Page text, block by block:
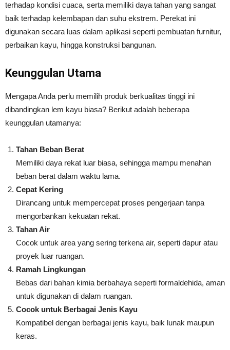
terhadap kondisi cuaca, serta memiliki daya tahan yang sangat
baik terhadap kelembapan dan suhu ekstrem. Perekat ini
digunakan secara luas dalam aplikasi seperti pembuatan furnitur,
perbaikan kayu, hingga konstruksi bangunan.
Keunggulan Utama
Mengapa Anda perlu memilih produk berkualitas tinggi ini
dibandingkan lem kayu biasa? Berikut adalah beberapa
keunggulan utamanya:
Tahan Beban Berat
Memiliki daya rekat luar biasa, sehingga mampu menahan
beban berat dalam waktu lama.
Cepat Kering
Dirancang untuk mempercepat proses pengerjaan tanpa
mengorbankan kekuatan rekat.
Tahan Air
Cocok untuk area yang sering terkena air, seperti dapur atau
proyek luar ruangan.
Ramah Lingkungan
Bebas dari bahan kimia berbahaya seperti formaldehida, aman
untuk digunakan di dalam ruangan.
Cocok untuk Berbagai Jenis Kayu
Kompatibel dengan berbagai jenis kayu, baik lunak maupun
keras.